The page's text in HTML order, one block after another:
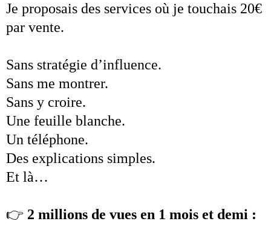
Je proposais des services où je touchais 20€
par vente.
Sans stratégie d’influence.
Sans me montrer.
Sans y croire.
Une feuille blanche.
Un téléphone.
Des explications simples.
Et là…
👉 2 millions de vues en 1 mois et demi :